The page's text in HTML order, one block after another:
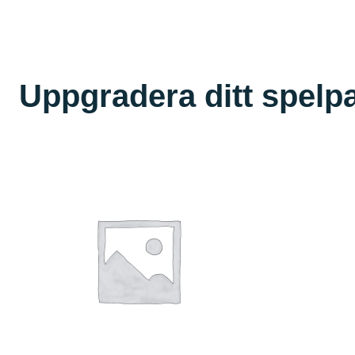
Uppgradera ditt